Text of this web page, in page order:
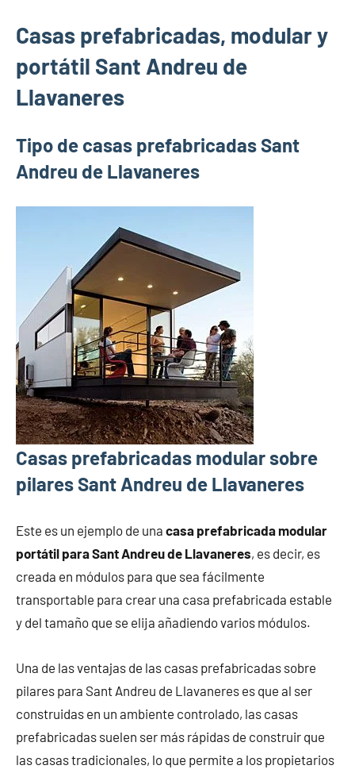
Casas prefabricadas, modular y
portátil Sant Andreu de
Llavaneres
Tipo de casas prefabricadas Sant
Andreu de Llavaneres
Casas prefabricadas modular sobre
pilares Sant Andreu de Llavaneres
Este es un ejemplo de una casa prefabricada modular
portátil para Sant Andreu de Llavaneres, es decir, es
creada en módulos para que sea fácilmente
transportable para crear una casa prefabricada estable
y del tamaño que se elija añadiendo varios módulos.
Una de las ventajas de las casas prefabricadas sobre
pilares para Sant Andreu de Llavaneres es que al ser
construidas en un ambiente controlado, las casas
prefabricadas suelen ser más rápidas de construir que
las casas tradicionales, lo que permite a los propietarios